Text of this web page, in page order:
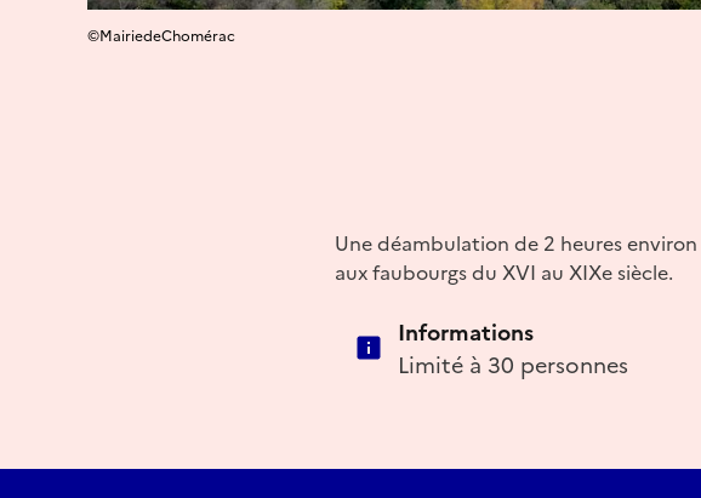
©MairiedeChomérac
Une déambulation de 2 heures
aux faubourgs du XVI au XIXe siècle.
Informations
Limité à 30 personnes